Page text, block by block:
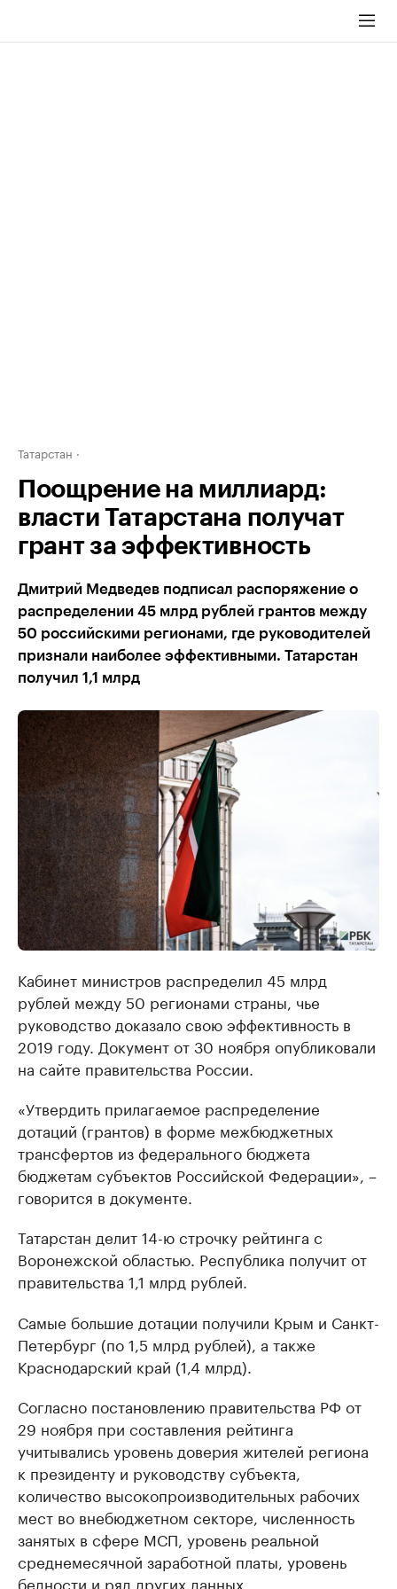
Татарстан
Поощрение на миллиард:
власти Татарстана получат
грант за эффективность
Дмитрий Медведев подписал распоряжение о
распределении 45 млрд рублей грантов между
50 российскими регионами, где руководителей
признали наиболее эффективными. Татарстан
получил 1,1 млрд
Кабинет министров распределил 45 млрд
рублей между 50 регионами страны, чье
руководство доказало свою эффективность в
2019 году. Документ от 30 ноября опубликовали
на сайте правительства России.
«Утвердить прилагаемое распределение
дотаций (грантов) в форме межбюджетных
трансфертов из федерального бюджета
бюджетам субъектов Российской Федерации», –
говорится в документе.
Татарстан делит 14-ю строчку рейтинга с
Воронежской областью. Республика получит от
правительства 1,1 млрд рублей.
Самые большие дотации получили Крым и Санкт-
Петербург (по 1,5 млрд рублей), а также
Краснодарский край (1,4 млрд).
Согласно постановлению правительства РФ от
29 ноября при составления рейтинга
учитывались уровень доверия жителей региона
к президенту и руководству субъекта,
количество высокопроизводительных рабочих
мест во внебюджетном секторе, численность
занятых в сфере МСП, уровень реальной
среднемесячной заработной платы, уровень
бедности и ряд других данных.